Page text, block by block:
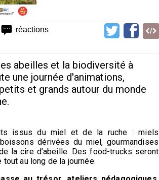
réactions
abeilles et la biodiversité à
une journée d'animations,
et grands autour du monde
issus du miel et de la ruche : miels
dérivées du miel, gourmandises
la cire d’abeille. Des food-trucks seront
au long de la journée.